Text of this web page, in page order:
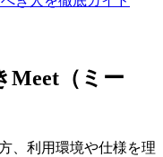
Meet（ミー
、利用環境や仕様を理